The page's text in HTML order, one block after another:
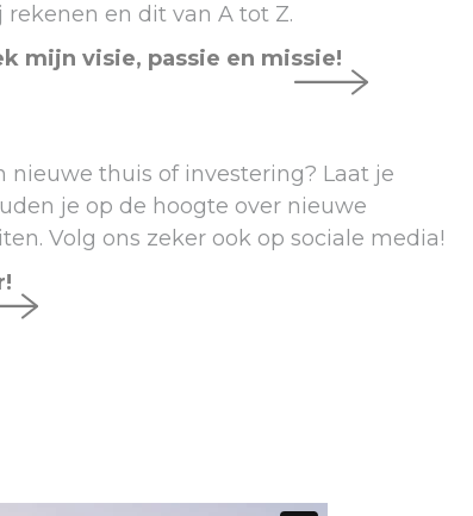
en dit van A tot Z.
mijn visie, passie en missie!
nieuwe thuis of investering? Laat je
je op de hoogte over nieuwe
Volg ons zeker ook op sociale media!